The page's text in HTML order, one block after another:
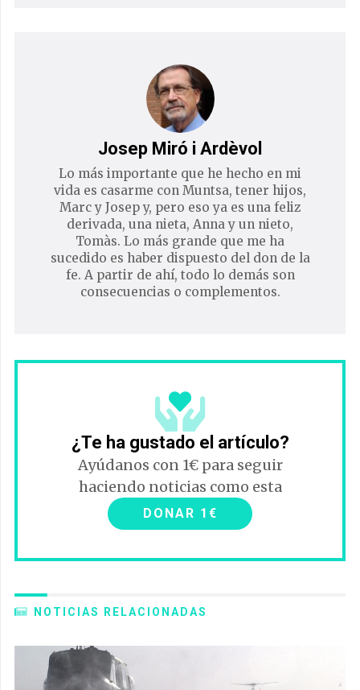
Josep Miró i Ardèvol
Lo más importante que he hecho en mi
vida es casarme con Muntsa, tener hijos,
Marc y Josep y, pero eso ya es una feliz
derivada, una nieta, Anna y un nieto,
Tomàs. Lo más grande que me ha
sucedido es haber dispuesto del don de la
fe. A partir de ahí, todo lo demás son
consecuencias o complementos.
¿Te ha gustado el artículo?
Ayúdanos con 1€ para seguir
haciendo noticias como esta
DONAR 1€
NOTICIAS RELACIONADAS